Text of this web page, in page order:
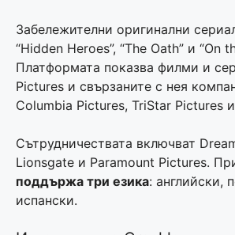
Забележителни оригинални
“Hidden Heroes”, “The Oath” и “On
Платформата показва филми и
Pictures и свързаните с нея
Columbia Pictures, TriStar Pictures
Сътрудничествата включват
Lionsgate и Paramount Pictures.
поддържа три езика: английски,
испански.